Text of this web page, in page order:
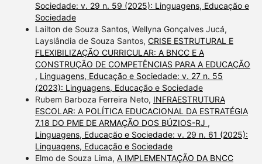
Sociedade: v. 29 n. 59 (2025): Linguagens, Educação e
Sociedade
Lailton de Souza Santos, Wellyna Gonçalves Jucá,
Layslândia de Souza Santos, CRISE ESTRUTURAL E
FLEXIBILIZAÇÃO CURRICULAR: A BNCC E A
CONSTRUÇÃO DE COMPETÊNCIAS PARA A EDUCAÇÃO
, Linguagens, Educação e Sociedade: v. 27 n. 55
(2023): Linguagens, Educação e Sociedade
Rubem Barboza Ferreira Neto, INFRAESTRUTURA
ESCOLAR: A POLÍTICA EDUCACIONAL DA ESTRATÉGIA
7.18 DO PME DE ARMAÇÃO DOS BÚZIOS-RJ ,
Linguagens, Educação e Sociedade: v. 29 n. 61 (2025):
Linguagens, Educação e Sociedade
Elmo de Souza Lima, A IMPLEMENTAÇÃO DA BNCC